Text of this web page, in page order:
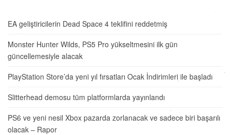
EA geliştiricilerin Dead Space 4 teklifini reddetmiş
Monster Hunter Wilds, PS5 Pro yükseltmesini ilk gün
güncellemesiyle alacak
PlayStation Store’da yeni yıl fırsatları Ocak İndirimleri ile başladı
Slitterhead demosu tüm platformlarda yayınlandı
PS6 ve yeni nesil Xbox pazarda zorlanacak ve sadece biri başarılı
olacak – Rapor